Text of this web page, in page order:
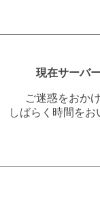
現在サーバ
ご迷惑をおか
しばらく時間を